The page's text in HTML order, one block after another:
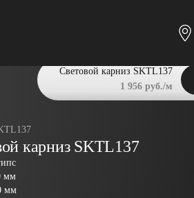
карниз SKTL137
мм
мм
Световой карниз SKTL137
1 956 руб./м